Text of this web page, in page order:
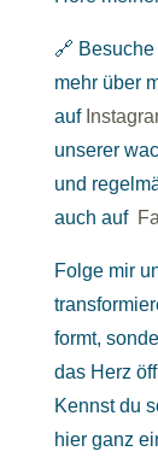
🔗
mehr über
auf
unserer
und
auch auf
Folge mir
formt,
das Herz
Kennst du
hier ganz